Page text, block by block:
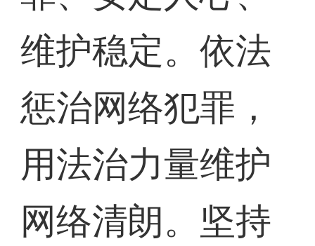
维护稳定。依法
惩治网络犯罪，
用法治力量维护
网络清朗。坚持